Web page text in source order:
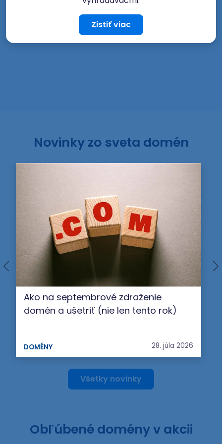
Zistiť viac
Novinky zo sveta domén
Ako na septembrové zdraženie
domén a ušetriť (nie len tento rok)
DOMÉNY 28. júla 2026
Všetky novinky
Obľúbené domény v akcii